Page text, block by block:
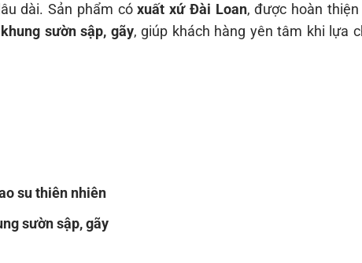
dài. Sản phẩm cóxuất xứ Đài Loan, được hoàn
sườn sập, gãy, giúp khách hàng yên tâm khi lựa
su thiên nhiên
sườn sập, gãy